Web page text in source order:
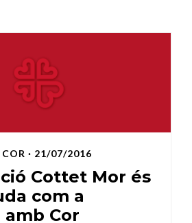
· 21/07/2016
Cottet Mor és
com a
amb Cor